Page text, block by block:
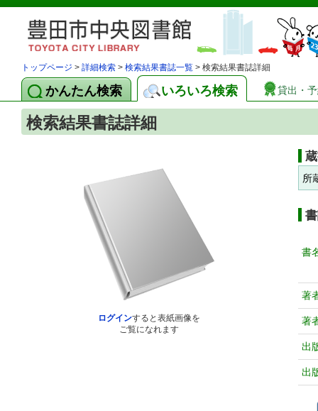
トップページ > 詳細検索 > 検索結果書誌一覧 > 検索結果書誌詳細
かんたん検索 いろいろ検索 貸出・
検索結果書誌詳細
ログインすると表紙画像を
ご覧になれます
所
書
著
著
出
出